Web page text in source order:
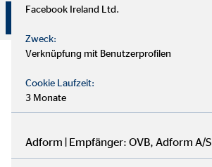
Facebook Ireland Ltd.
Zweck:
Verknüpfung mit Benutzerprofilen
Cookie Laufzeit:
3 Monate
Adform | Empfänger: OVB, Adform A/S